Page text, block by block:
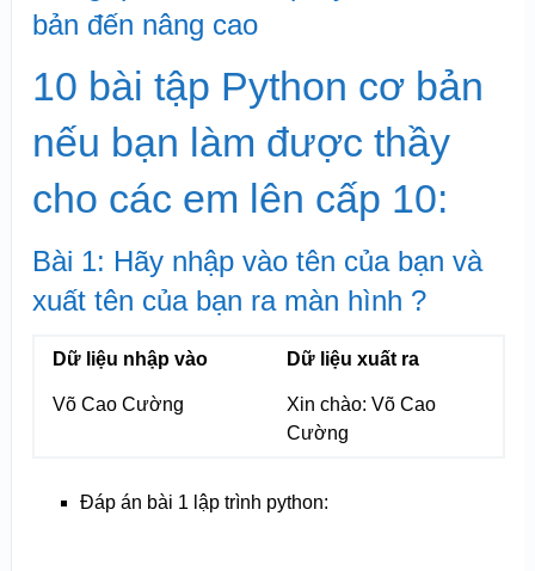
bản đến nâng cao
10 bài tập Python cơ bản
nếu bạn làm được thầy
cho các em lên cấp 10:
Bài 1: Hãy nhập vào tên của bạn và
xuất tên của bạn ra màn hình ?
Dữ liệu nhập vào Dữ liệu xuất ra
Võ Cao Cường
Xin chào: Võ Cao
Cường
Đáp án bài 1 lập trình python: